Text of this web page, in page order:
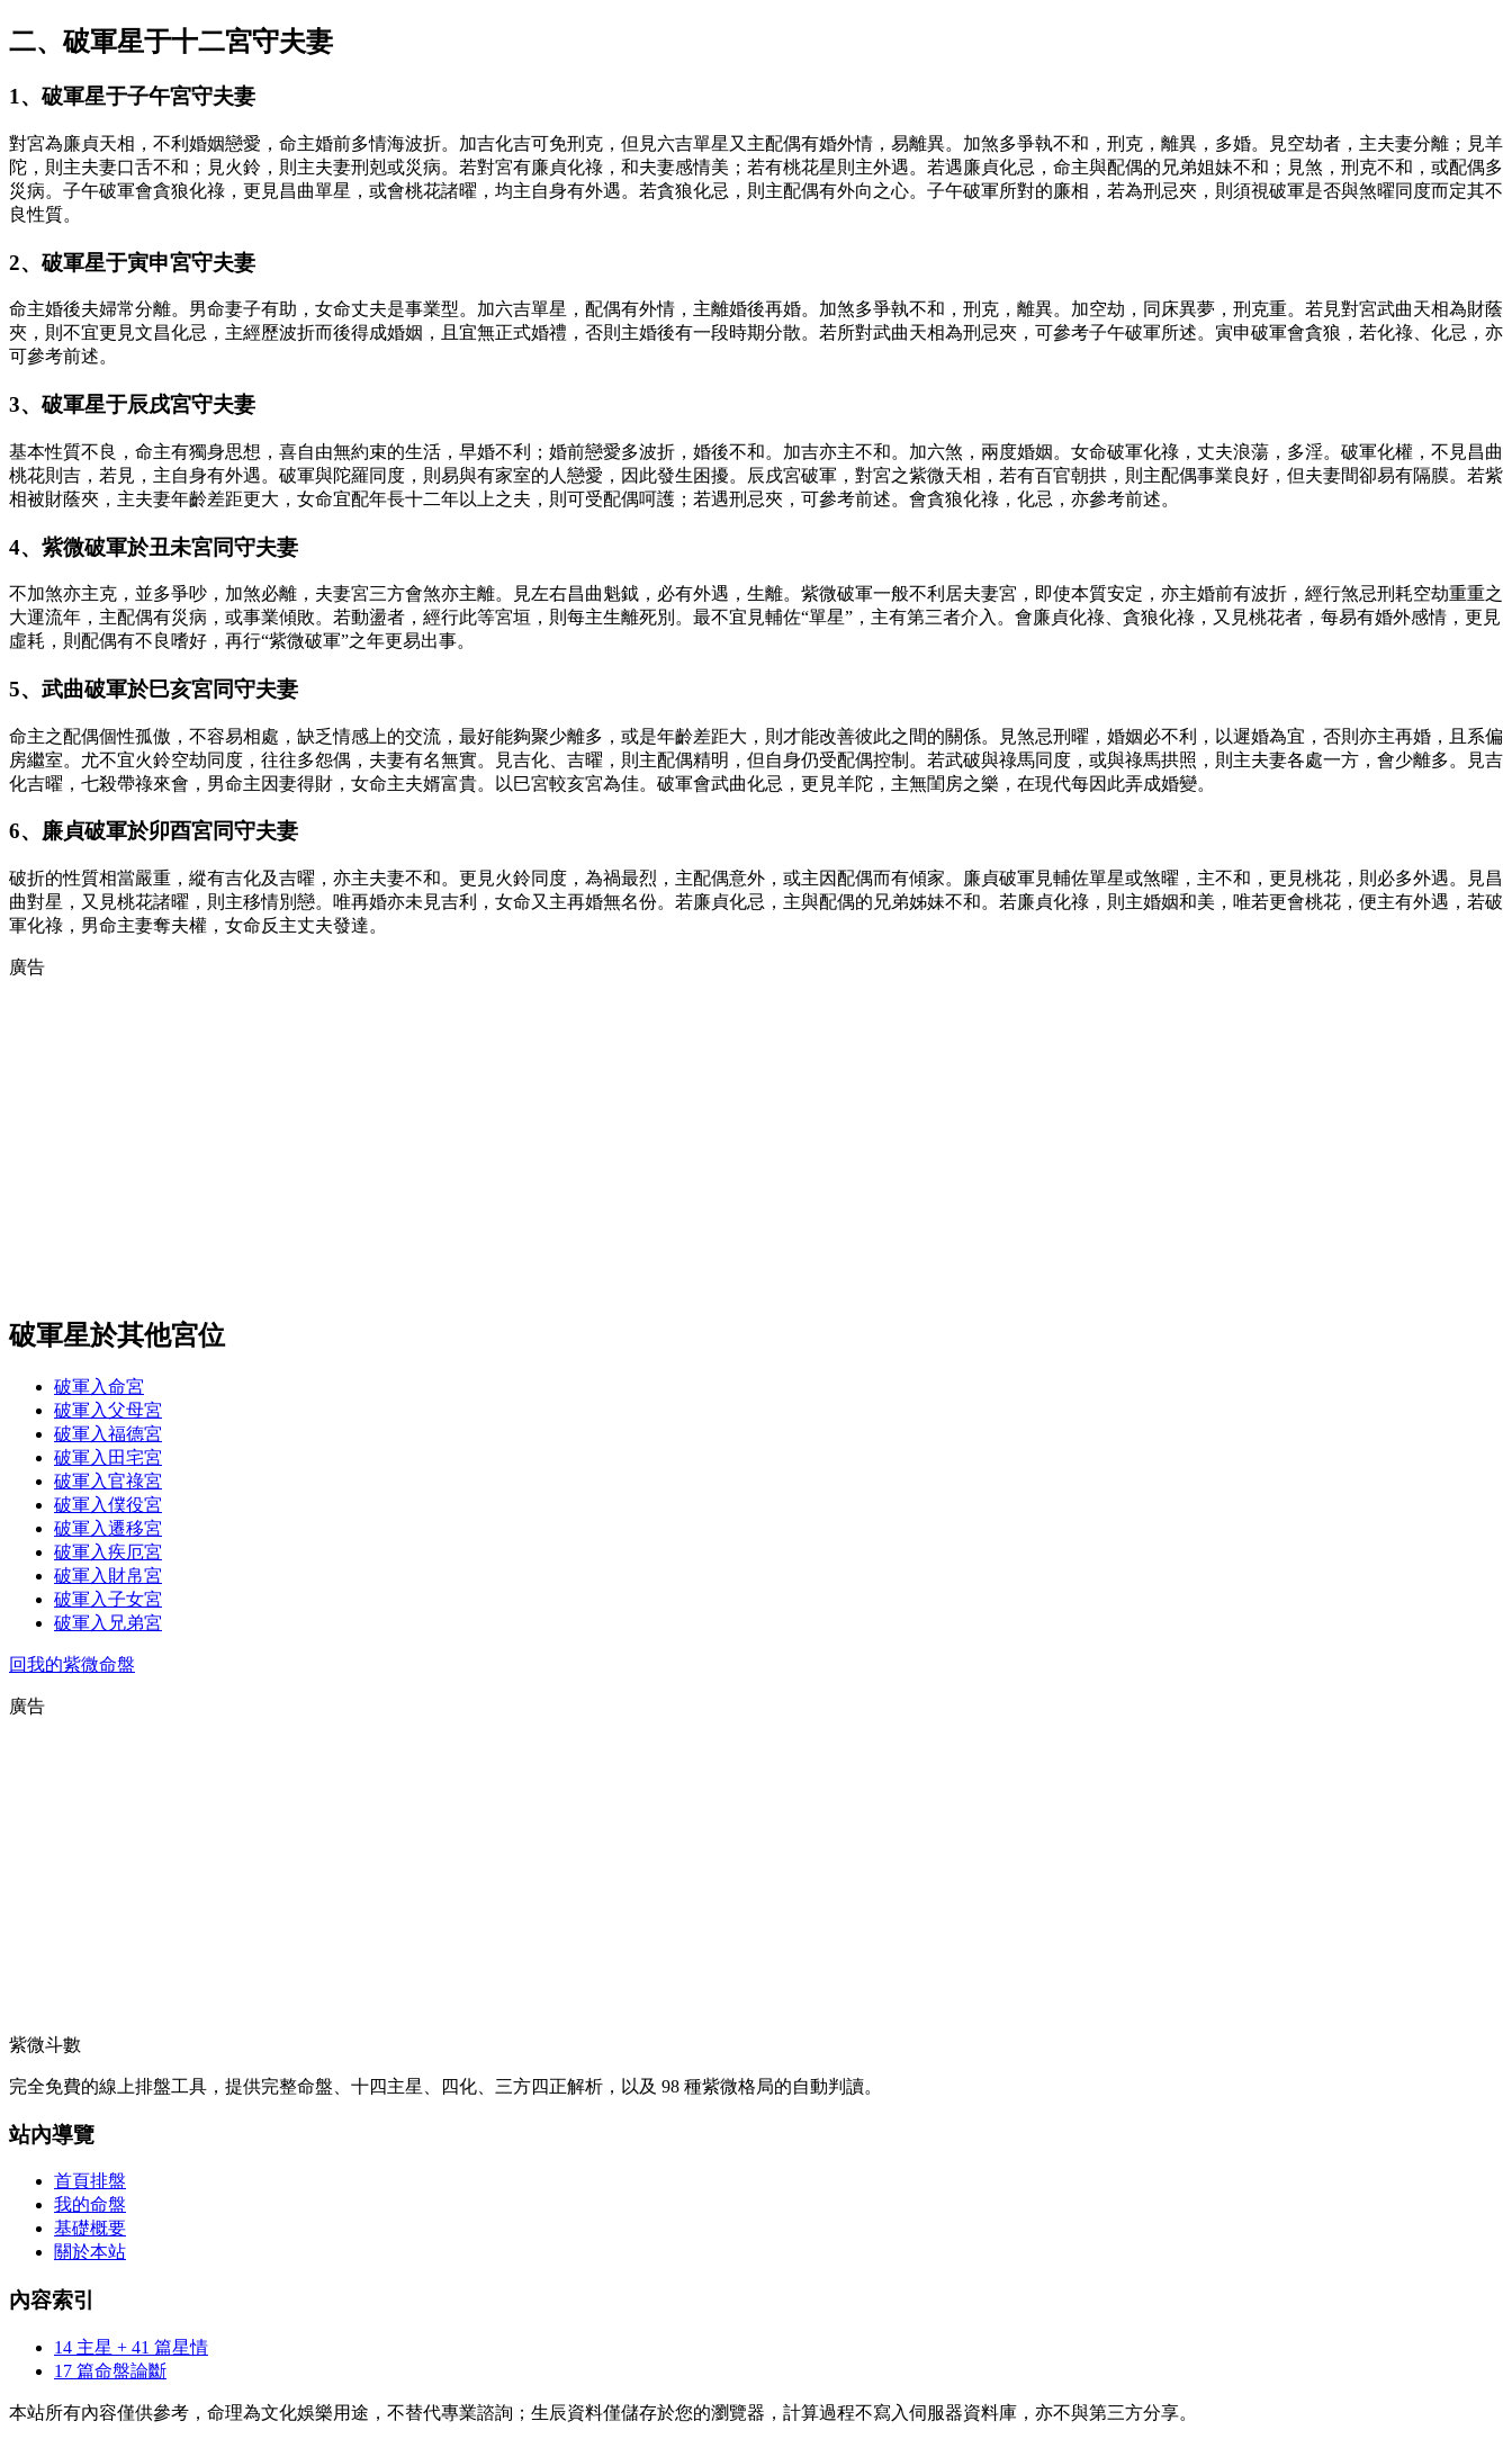
二、破軍星于十二宮守夫妻
1、破軍星于子午宮守夫妻
對宮為廉貞天相，不利婚姻戀愛，命主婚前多情海波折。加吉化吉可免刑克，但見六吉單星又主配偶有婚外情，易離異。加煞多爭執不和，刑克，離異，多婚。見空劫者，主夫妻分離；見羊
陀，則主夫妻口舌不和；見火鈴，則主夫妻刑剋或災病。若對宮有廉貞化祿，和夫妻感情美；若有桃花星則主外遇。若遇廉貞化忌，命主與配偶的兄弟姐妹不和；見煞，刑克不和，或配偶多
災病。子午破軍會貪狼化祿，更見昌曲單星，或會桃花諸曜，均主自身有外遇。若貪狼化忌，則主配偶有外向之心。子午破軍所對的廉相，若為刑忌夾，則須視破軍是否與煞曜同度而定其不
良性質。
2、破軍星于寅申宮守夫妻
命主婚後夫婦常分離。男命妻子有助，女命丈夫是事業型。加六吉單星，配偶有外情，主離婚後再婚。加煞多爭執不和，刑克，離異。加空劫，同床異夢，刑克重。若見對宮武曲天相為財蔭
夾，則不宜更見文昌化忌，主經歷波折而後得成婚姻，且宜無正式婚禮，否則主婚後有一段時期分散。若所對武曲天相為刑忌夾，可參考子午破軍所述。寅申破軍會貪狼，若化祿、化忌，亦
可參考前述。
3、破軍星于辰戌宮守夫妻
基本性質不良，命主有獨身思想，喜自由無約束的生活，早婚不利；婚前戀愛多波折，婚後不和。加吉亦主不和。加六煞，兩度婚姻。女命破軍化祿，丈夫浪蕩，多淫。破軍化權，不見昌曲
桃花則吉，若見，主自身有外遇。破軍與陀羅同度，則易與有家室的人戀愛，因此發生困擾。辰戌宮破軍，對宮之紫微天相，若有百官朝拱，則主配偶事業良好，但夫妻間卻易有隔膜。若紫
相被財蔭夾，主夫妻年齡差距更大，女命宜配年長十二年以上之夫，則可受配偶呵護；若遇刑忌夾，可參考前述。會貪狼化祿，化忌，亦參考前述。
4、紫微破軍於丑未宮同守夫妻
不加煞亦主克，並多爭吵，加煞必離，夫妻宮三方會煞亦主離。見左右昌曲魁鉞，必有外遇，生離。紫微破軍一般不利居夫妻宮，即使本質安定，亦主婚前有波折，經行煞忌刑耗空劫重重之
大運流年，主配偶有災病，或事業傾敗。若動盪者，經行此等宮垣，則每主生離死別。最不宜見輔佐“單星”，主有第三者介入。會廉貞化祿、貪狼化祿，又見桃花者，每易有婚外感情，更見
虛耗，則配偶有不良嗜好，再行“紫微破軍”之年更易出事。
5、武曲破軍於巳亥宮同守夫妻
命主之配偶個性孤傲，不容易相處，缺乏情感上的交流，最好能夠聚少離多，或是年齡差距大，則才能改善彼此之間的關係。見煞忌刑曜，婚姻必不利，以遲婚為宜，否則亦主再婚，且系偏
房繼室。尤不宜火鈴空劫同度，往往多怨偶，夫妻有名無實。見吉化、吉曜，則主配偶精明，但自身仍受配偶控制。若武破與祿馬同度，或與祿馬拱照，則主夫妻各處一方，會少離多。見吉
化吉曜，七殺帶祿來會，男命主因妻得財，女命主夫婿富貴。以巳宮較亥宮為佳。破軍會武曲化忌，更見羊陀，主無閨房之樂，在現代每因此弄成婚變。
6、廉貞破軍於卯酉宮同守夫妻
破折的性質相當嚴重，縱有吉化及吉曜，亦主夫妻不和。更見火鈴同度，為禍最烈，主配偶意外，或主因配偶而有傾家。廉貞破軍見輔佐單星或煞曜，主不和，更見桃花，則必多外遇。見昌
曲對星，又見桃花諸曜，則主移情別戀。唯再婚亦未見吉利，女命又主再婚無名份。若廉貞化忌，主與配偶的兄弟姊妹不和。若廉貞化祿，則主婚姻和美，唯若更會桃花，便主有外遇，若破
軍化祿，男命主妻奪夫權，女命反主丈夫發達。
廣告
破軍星於其他宮位
破軍入命宮
破軍入父母宮
破軍入福德宮
破軍入田宅宮
破軍入官祿宮
破軍入僕役宮
破軍入遷移宮
破軍入疾厄宮
破軍入財帛宮
破軍入子女宮
破軍入兄弟宮
回我的紫微命盤
廣告
紫微斗數
完全免費的線上排盤工具，提供完整命盤、十四主星、四化、三方四正解析，以及 98 種紫微格局的自動判讀。
站內導覽
首頁排盤
我的命盤
基礎概要
關於本站
內容索引
14 主星 + 41 篇星情
17 篇命盤論斷
本站所有內容僅供參考，命理為文化娛樂用途，不替代專業諮詢；生辰資料僅儲存於您的瀏覽器，計算過程不寫入伺服器資料庫，亦不與第三方分享。